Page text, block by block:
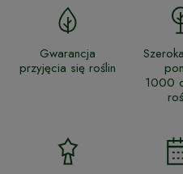
Gwarancja
przyjęcia się roślin
1000